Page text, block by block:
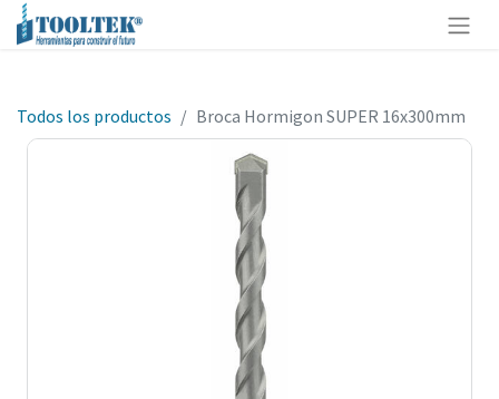
Todos los productos Broca Hormigon SUPER 16x300mm